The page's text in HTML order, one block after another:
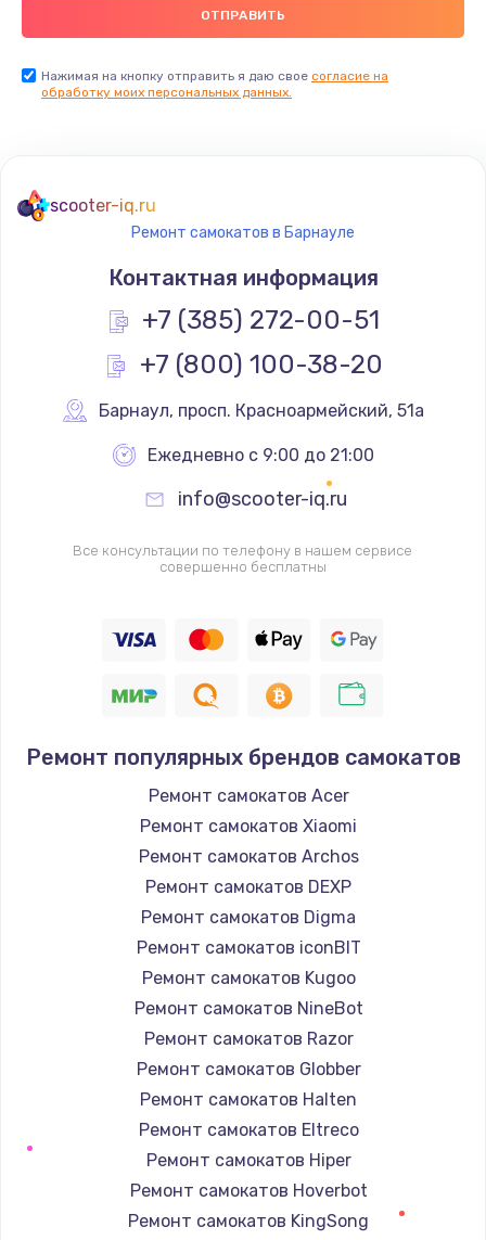
Заказать
Замена термостата
1200 руб.
Заказать
Замена реле
Замена термопредохранителя
700 руб.
Заказать
2500 руб.
1400 руб.
Заказать
Замена / ремонт электронного модуля
управления
600 руб.
Замена конфорки
1100 руб.
Замена платы сенсора
900 руб.
Замена регулятора режимов конфорки
Нажимая на кнопку отправить я даю свое согласие на
обработку моих персональных данных.
scooter-iq.ru
Ремонт самокатов в Барнауле
Контактная информация
+7 (385) 272-00-51
+7 (800) 100-38-20
Барнаул, просп. Красноармейский, 51а
Ежедневно с 9:00 до 21:00
info@scooter-iq.ru
Все консультации по телефону в нашем сервисе
совершенно бесплатны
Ремонт популярных брендов самокатов
Ремонт самокатов Acer
Ремонт самокатов Xiaomi
Ремонт самокатов Archos
Ремонт самокатов DEXP
Ремонт самокатов Digma
Ремонт самокатов iconBIT
Ремонт самокатов Kugoo
Ремонт самокатов NineBot
Ремонт самокатов Razor
Ремонт самокатов Globber
Ремонт самокатов Halten
Ремонт самокатов Eltreco
Ремонт самокатов Hiper
Ремонт самокатов Hoverbot
Ремонт самокатов KingSong